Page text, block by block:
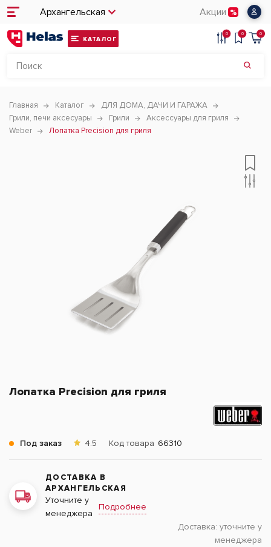
Архангельская Акции
КАТАЛОГ
0 0 0
Главная Каталог
ДЛЯ ДОМА, ДАЧИ И ГАРАЖА
Грили, печи аксесуары
Грили
Аксессуары для гриля
Weber
Лопатка Precision для гриля
Лопатка Precision для гриля
Под заказ 4.5 Код товара 66310
ДОСТАВКА В
АРХАНГЕЛЬСКАЯ
Уточните у
менеджера
Подробнее
Доставка: уточните у
менеджера